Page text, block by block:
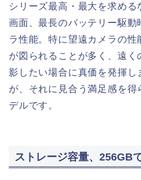
シリーズ最高・最大を求め
画面、最長のバッテリー駆動
ラ性能。特に望遠カメラの
が図られることが多く、遠く
影したい場合に真価を発揮し
が、それに見合う満足感を得
デルです。
ストレージ容量、256GB